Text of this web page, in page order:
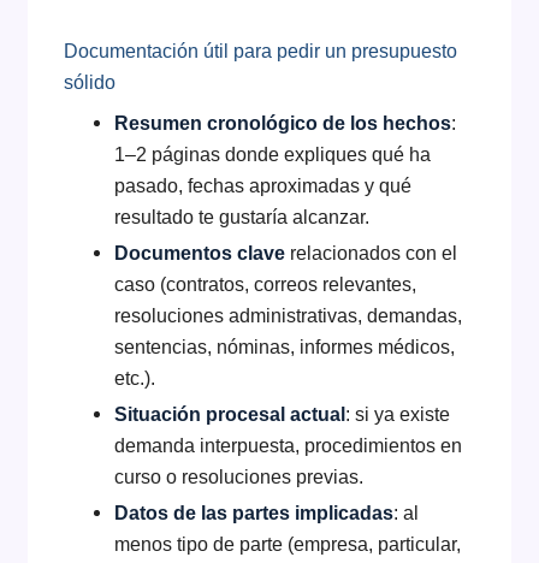
Documentación útil para pedir un presupuesto
sólido
Resumen cronológico de los hechos:
1–2 páginas donde expliques qué ha
pasado, fechas aproximadas y qué
resultado te gustaría alcanzar.
Documentos clave relacionados con el
caso (contratos, correos relevantes,
resoluciones administrativas, demandas,
sentencias, nóminas, informes médicos,
etc.).
Situación procesal actual: si ya existe
demanda interpuesta, procedimientos en
curso o resoluciones previas.
Datos de las partes implicadas: al
menos tipo de parte (empresa, particular,